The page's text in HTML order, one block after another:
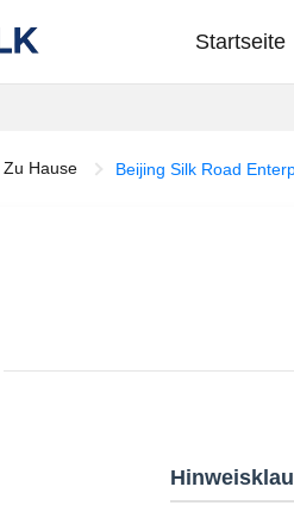
Startseite
Zu Hause Beijing Silk Road